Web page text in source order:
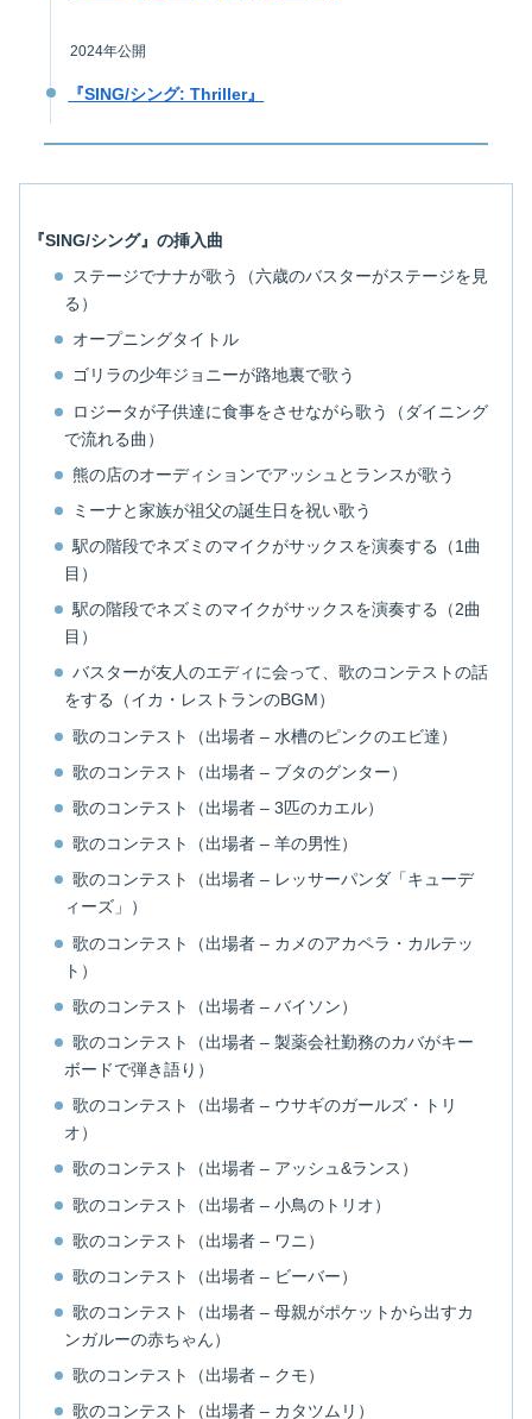
2024年公開
『SING/シング: Thriller』
『SING/シング』の挿入曲
ステージでナナが歌う（六歳のバスターがステージを見
る）
オープニングタイトル
ゴリラの少年ジョニーが路地裏で歌う
ロジータが子供達に食事をさせながら歌う（ダイニング
で流れる曲）
熊の店のオーディションでアッシュとランスが歌う
ミーナと家族が祖父の誕生日を祝い歌う
駅の階段でネズミのマイクがサックスを演奏する（1曲
目）
駅の階段でネズミのマイクがサックスを演奏する（2曲
目）
バスターが友人のエディに会って、歌のコンテストの話
をする（イカ・レストランのBGM）
歌のコンテスト（出場者 – 水槽のピンクのエビ達）
歌のコンテスト（出場者 – ブタのグンター）
歌のコンテスト（出場者 – 3匹のカエル）
歌のコンテスト（出場者 – 羊の男性）
歌のコンテスト（出場者 – レッサーパンダ「キューデ
ィーズ」）
歌のコンテスト（出場者 – カメのアカペラ・カルテッ
ト）
歌のコンテスト（出場者 – バイソン）
歌のコンテスト（出場者 – 製薬会社勤務のカバがキー
ボードで弾き語り）
歌のコンテスト（出場者 – ウサギのガールズ・トリ
オ）
歌のコンテスト（出場者 – アッシュ&ランス）
歌のコンテスト（出場者 – 小鳥のトリオ）
歌のコンテスト（出場者 – ワニ）
歌のコンテスト（出場者 – ビーバー）
歌のコンテスト（出場者 – 母親がポケットから出すカ
ンガルーの赤ちゃん）
歌のコンテスト（出場者 – クモ）
歌のコンテスト（出場者 – カタツムリ）